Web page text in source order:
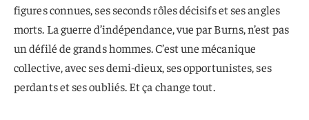
figures connues, ses seconds rôles décisifs et ses angles
morts. La guerre d’indépendance, vue par Burns, n’est pas
un défilé de grands hommes. C’est une mécanique
collective, avec ses demi-dieux, ses opportunistes, ses
perdants et ses oubliés. Et ça change tout.